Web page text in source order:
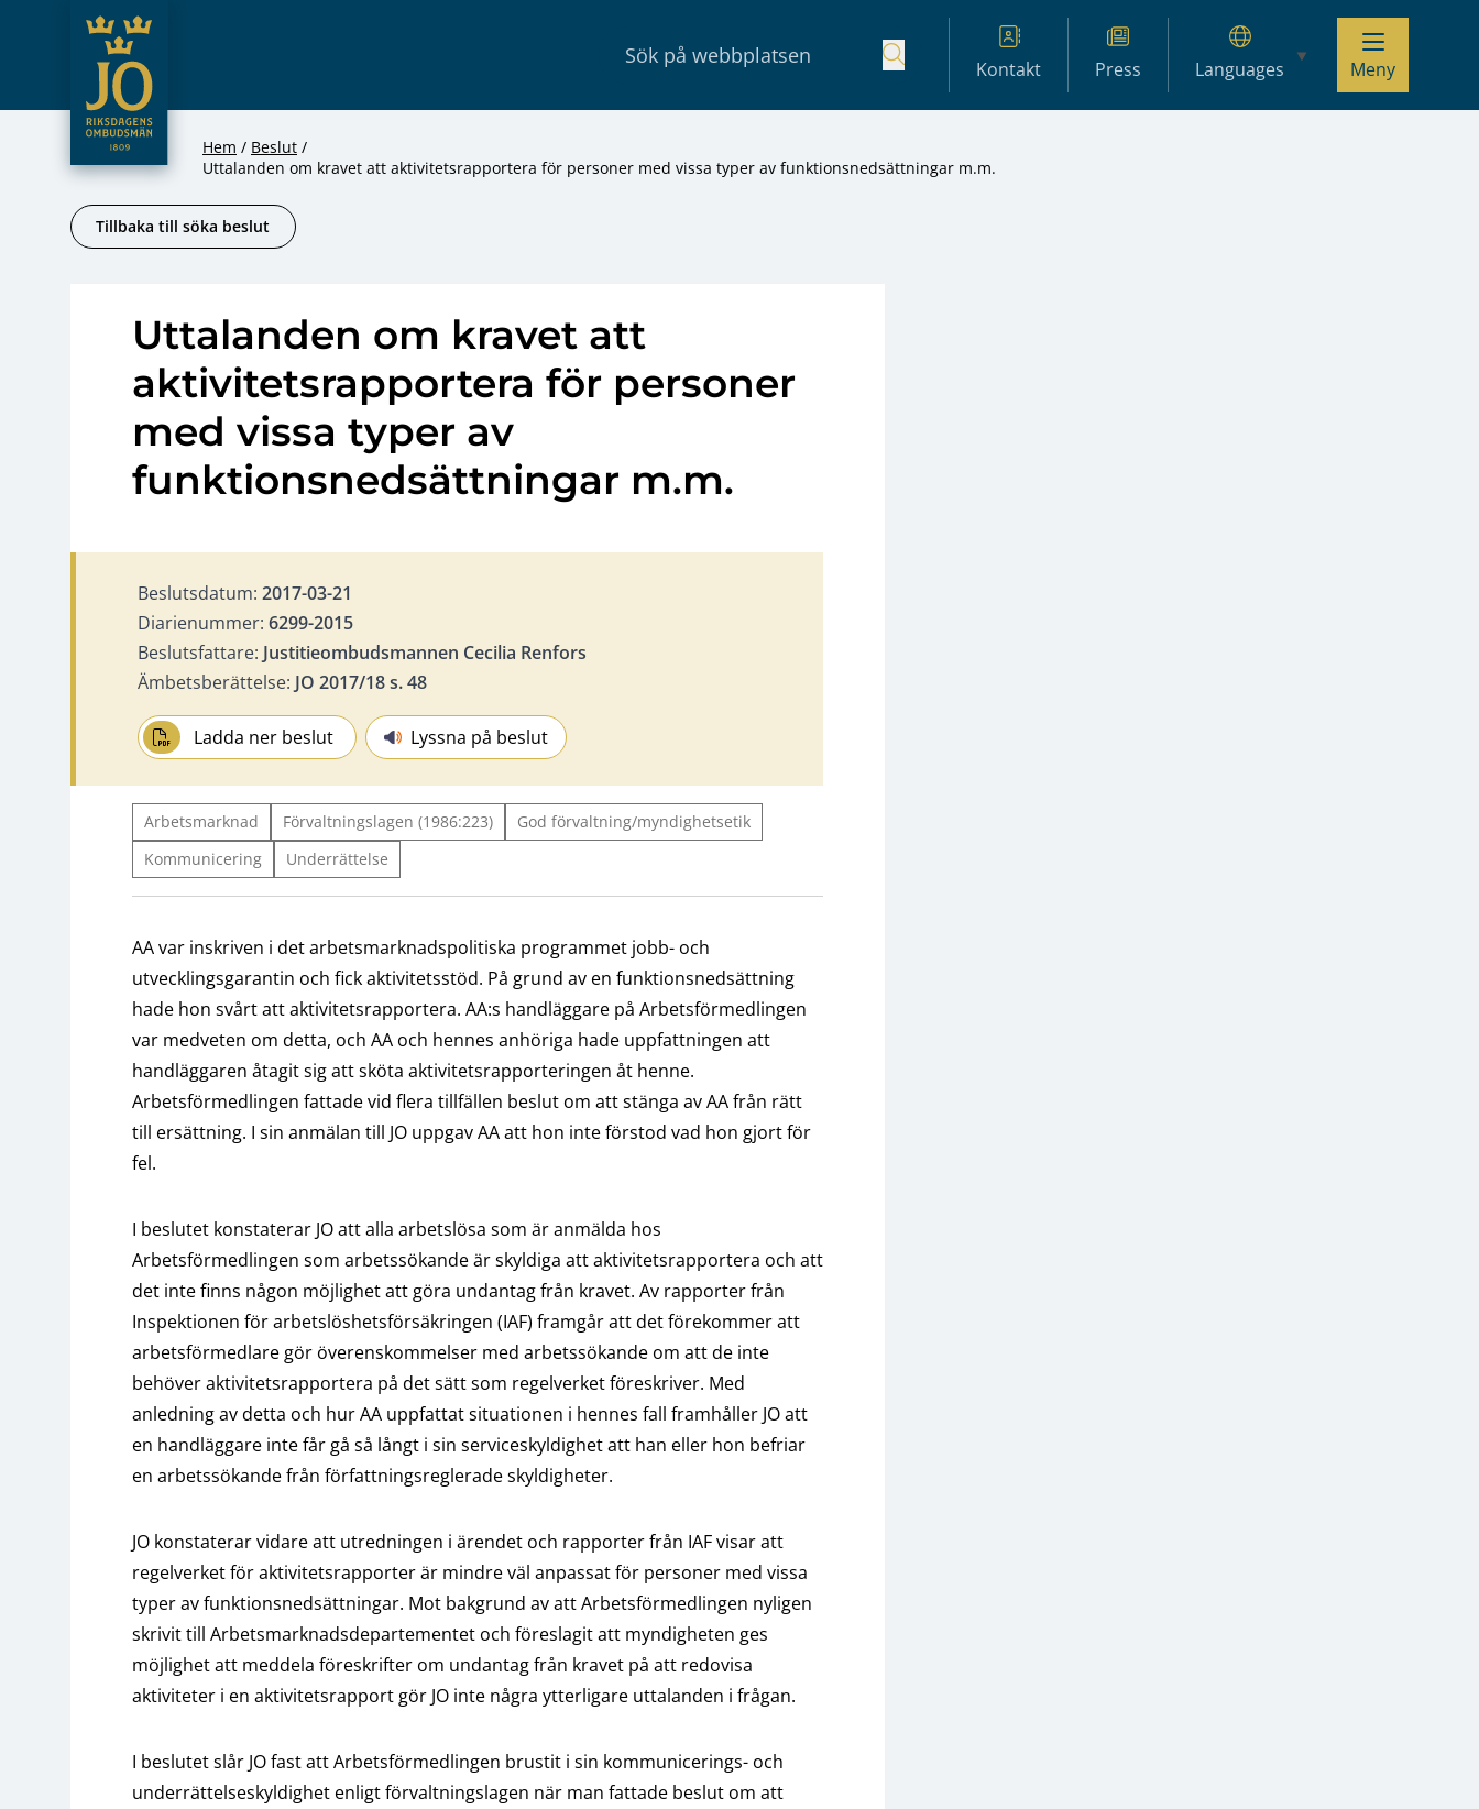
Hoppa till innehåll
JO – Riksdagens Ombudsmän
Kontakt Press Languages Meny
Hem
Beslut
Uttalanden om kravet att aktivitetsrapportera för personer med vissa typer av funktionsnedsättningar m.m.
Tillbaka till söka beslut
Uttalanden om kravet att
aktivitetsrapportera för personer
med vissa typer av
funktionsnedsättningar m.m.
Beslutsdatum: 2017-03-21
Diarienummer: 6299-2015
Beslutsfattare: Justitieombudsmannen Cecilia Renfors
Ämbetsberättelse: JO 2017/18 s. 48
Ladda ner beslut Lyssna på beslut
Arbetsmarknad Förvaltningslagen (1986:223)
God förvaltning/myndighetsetik
Kommunicering
Underrättelse
AA var inskriven i det arbetsmarknadspolitiska programmet jobb- och
utvecklingsgarantin och fick aktivitetsstöd. På grund av en funktionsnedsättning
hade hon svårt att aktivitetsrapportera. AA:s handläggare på Arbetsförmedlingen
var medveten om detta, och AA och hennes anhöriga hade uppfattningen att
handläggaren åtagit sig att sköta aktivitetsrapporteringen åt henne.
Arbetsförmedlingen fattade vid flera tillfällen beslut om att stänga av AA från rätt
till ersättning. I sin anmälan till JO uppgav AA att hon inte förstod vad hon gjort för
fel.
I beslutet konstaterar JO att alla arbetslösa som är anmälda hos
Arbetsförmedlingen som arbetssökande är skyldiga att aktivitetsrapportera och att
det inte finns någon möjlighet att göra undantag från kravet. Av rapporter från
Inspektionen för arbetslöshetsförsäkringen (IAF) framgår att det förekommer att
arbetsförmedlare gör överenskommelser med arbetssökande om att de inte
behöver aktivitetsrapportera på det sätt som regelverket föreskriver. Med
anledning av detta och hur AA uppfattat situationen i hennes fall framhåller JO att
en handläggare inte får gå så långt i sin serviceskyldighet att han eller hon befriar
en arbetssökande från författningsreglerade skyldigheter.
JO konstaterar vidare att utredningen i ärendet och rapporter från IAF visar att
regelverket för aktivitetsrapporter är mindre väl anpassat för personer med vissa
typer av funktionsnedsättningar. Mot bakgrund av att Arbetsförmedlingen nyligen
skrivit till Arbetsmarknadsdepartementet och föreslagit att myndigheten ges
möjlighet att meddela föreskrifter om undantag från kravet på att redovisa
aktiviteter i en aktivitetsrapport gör JO inte några ytterligare uttalanden i frågan.
I beslutet slår JO fast att Arbetsförmedlingen brustit i sin kommunicerings- och
underrättelseskyldighet enligt förvaltningslagen när man fattade beslut om att